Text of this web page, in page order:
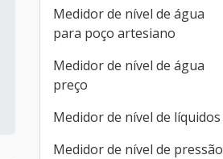
Medidor de nível de água
para poço artesiano
Medidor de nível de água
preço
Medidor de nível de líquidos
Medidor de nível de pressão